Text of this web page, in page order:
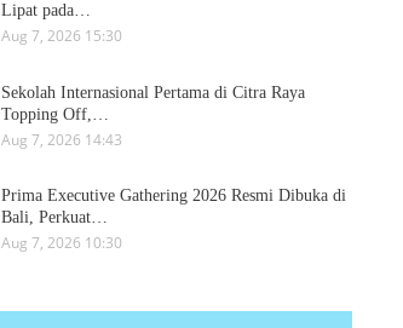
Lipat pada…
Aug 7, 2026 15:30
Sekolah Internasional Pertama di Citra Raya
Topping Off,…
Aug 7, 2026 14:43
Prima Executive Gathering 2026 Resmi Dibuka di
Bali, Perkuat…
Aug 7, 2026 10:30